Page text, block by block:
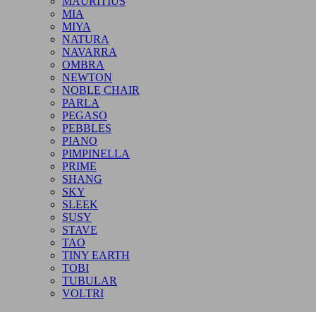
MIA
MIYA
NATURA
NAVARRA
OMBRA
NEWTON
NOBLE CHAIR
PARLA
PEGASO
PEBBLES
PIANO
PIMPINELLA
PRIME
SHANG
SKY
SLEEK
SUSY
STAVE
TAO
TINY EARTH
TOBI
TUBULAR
VOLTRI